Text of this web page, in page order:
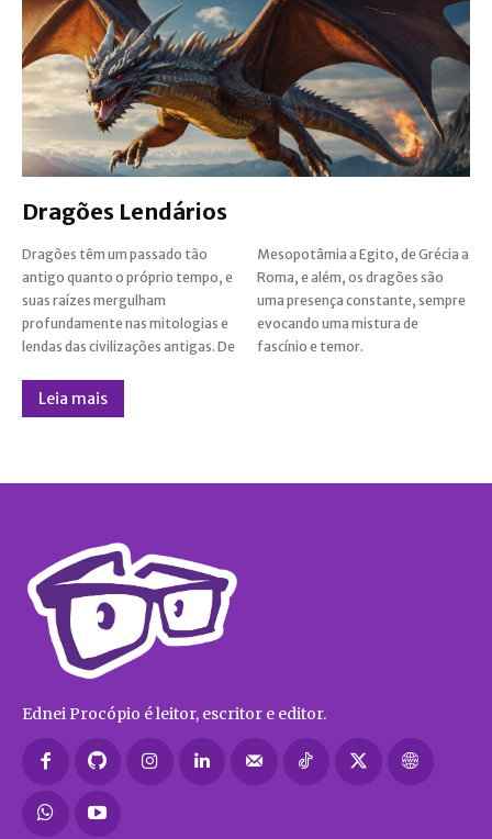
Dragões Lendários
Dragões têm um passado tão
antigo quanto o próprio tempo, e
suas raízes mergulham
profundamente nas mitologias e
lendas das civilizações antigas. De
Mesopotâmia a Egito, de Grécia a
Roma, e além, os dragões são
uma presença constante, sempre
evocando uma mistura de
fascínio e temor.
Leia mais
Ednei Procópio é leitor, escritor e editor.